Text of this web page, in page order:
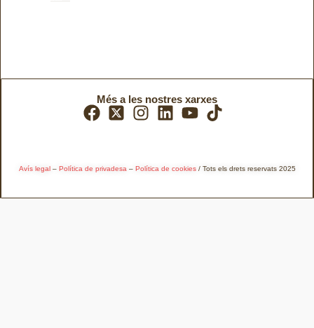
Avís legal– Política de privadesa – Política de cookies/ Tots els drets reservats 2025
Més a les nostres xarxes